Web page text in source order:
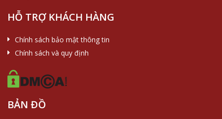
HỖ TRỢ KHÁCH HÀNG
Chính sách bảo mật thông tin
Chính sách và quy định
BẢN ĐỒ